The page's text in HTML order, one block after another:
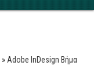
» Adobe InDesign Βήμα